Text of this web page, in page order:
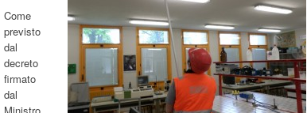
Come
previsto
dal
decreto
firmato
dal
Ministro,